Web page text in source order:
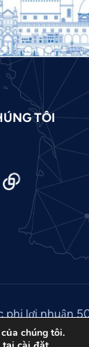
TÔI
lợi nhuận
thông IPC
chúng tôi.